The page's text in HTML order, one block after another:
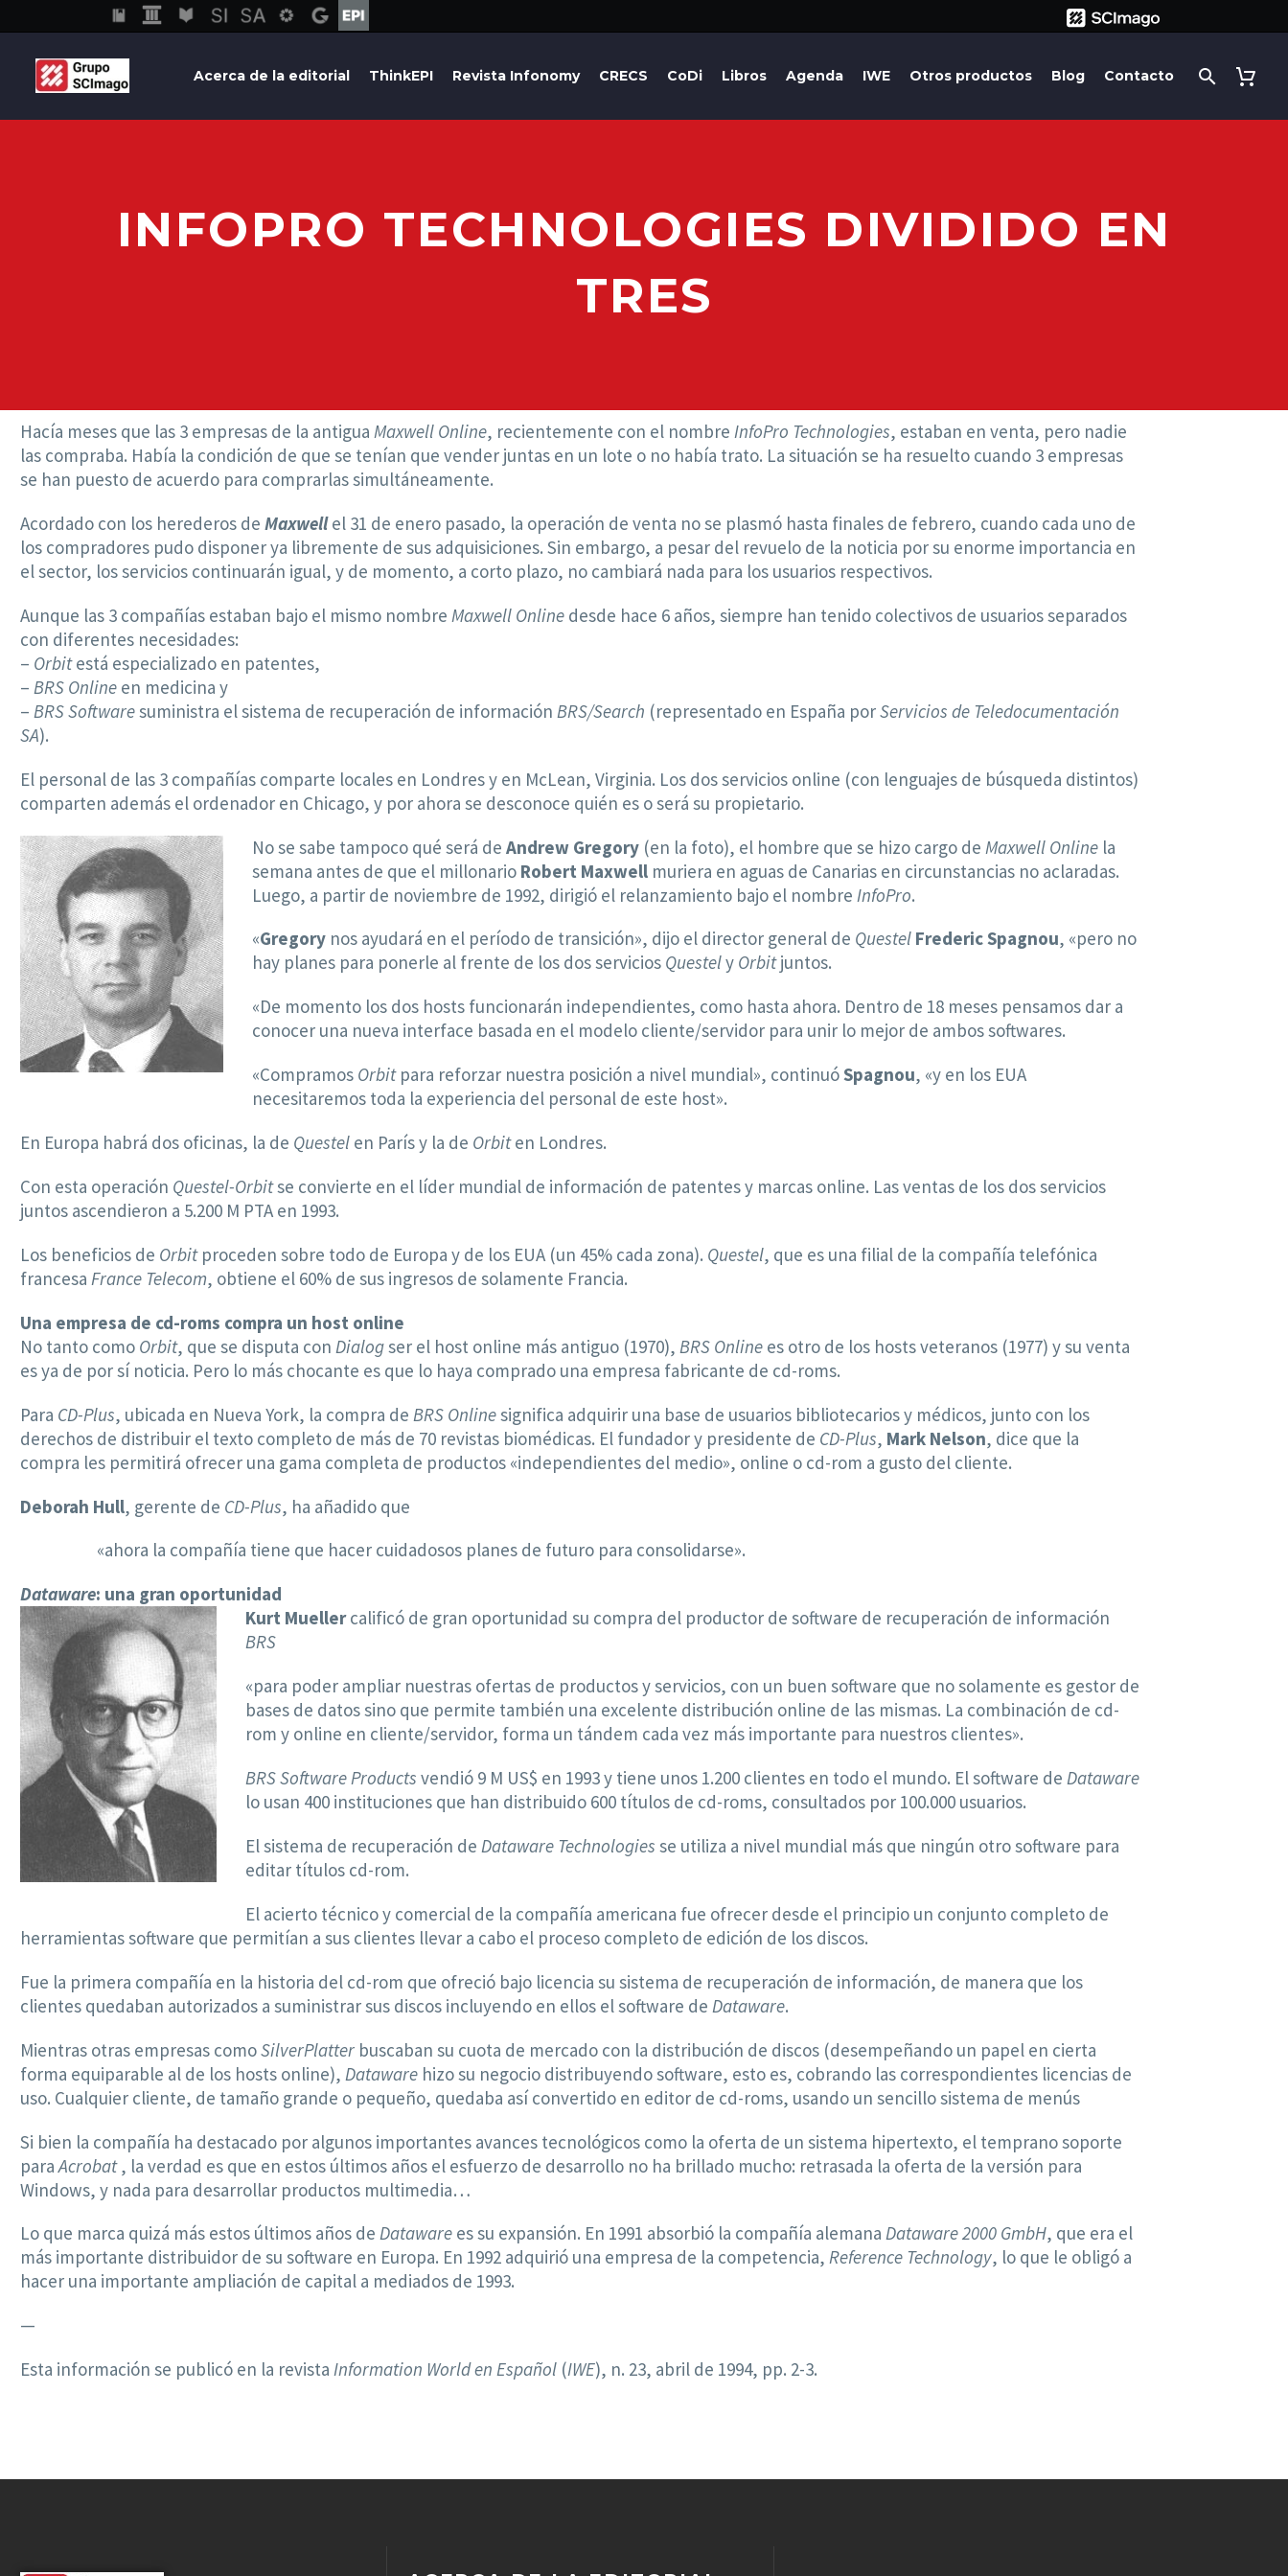
Acerca de la editorial ThinkEPI Revista Infonomy CRECS CoDi Libros Agenda IWE Otros productos Blog Contacto
INFOPRO TECHNOLOGIES DIVIDIDO EN
TRES
Hacía meses que las 3 empresas de la antigua Maxwell Online, recientemente con el nombre InfoPro Technologies, estaban en venta, pero nadie
las compraba. Había la condición de que se tenían que vender juntas en un lote o no había trato. La situación se ha resuelto cuando 3 empresas
se han puesto de acuerdo para comprarlas simultáneamente.
Acordado con los herederos de Maxwellel 31 de enero pasado, la operación de venta no se plasmó hasta finales de febrero, cuando cada uno de
los compradores pudo disponer ya libremente de sus adquisiciones. Sin embargo, a pesar del revuelo de la noticia por su enorme importancia en
el sector, los servicios continuarán igual, y de momento, a corto plazo, no cambiará nada para los usuarios respectivos.
Aunque las 3 compañías estaban bajo el mismo nombre Maxwell Online desde hace 6 años, siempre han tenido colectivos de usuarios separados
con diferentes necesidades:
– Orbitestá especializado en patentes,
– BRS Online en medicina y
– BRS Softwaresuministra el sistema de recuperación de información BRS/Search (representado en España porServicios de Teledocumentación
SA).
El personal de las 3 compañías comparte locales en Londres y en McLean, Virginia. Los dos servicios online (con lenguajes de búsqueda distintos)
comparten además el ordenador en Chicago, y por ahora se desconoce quién es o será su propietario.
No se sabe tampoco qué será deAndrew Gregory (en la foto), el hombre que se hizo cargo de Maxwell Online la
semana antes de que el millonario Robert Maxwell muriera en aguas de Canarias en circunstancias no aclaradas.
Luego, a partir de noviembre de 1992, dirigió el relanzamiento bajo el nombre InfoPro.
«Gregory nos ayudará en el período de transición», dijo el director general de Questel Frederic Spagnou, «pero no
hay planes para ponerle al frente de los dos servicios Questely Orbitjuntos.
«De momento los dos hosts funcionarán independientes, como hasta ahora. Dentro de 18 meses pensamos dar a
conocer una nueva interface basada en el modelo cliente/servidor para unir lo mejor de ambos softwares.
«Compramos Orbitpara reforzar nuestra posición a nivel mundial», continuóSpagnou, «y en los EUA
necesitaremos toda la experiencia del personal de este host».
En Europa habrá dos oficinas, la de Questel en París y la de Orbiten Londres.
Con esta operación Questel-Orbitse convierte en el líder mundial de información de patentes y marcas online. Las ventas de los dos servicios
juntos ascendieron a 5.200 M PTA en 1993.
Los beneficios de Orbitproceden sobre todo de Europa y de los EUA (un 45% cada zona). Questel, que es una filial de la compañía telefónica
francesa France Telecom, obtiene el 60% de sus ingresos de solamente Francia.
Una empresa de cd-roms compra un host online
No tanto como Orbit, que se disputa con Dialogser el host online más antiguo (1970), BRS Online es otro de los hosts veteranos (1977) y su venta
es ya de por sí noticia. Pero lo más chocante es que lo haya comprado una empresa fabricante de cd-roms.
Para CD-Plus, ubicada en Nueva York, la compra de BRS Onlinesignifica adquirir una base de usuarios bibliotecarios y médicos, junto con los
derechos de distribuir el texto completo de más de 70 revistas biomédicas. El fundador y presidente de CD-Plus, Mark Nelson, dice que la
compra les permitirá ofrecer una gama completa de productos «independientes del medio», online o cd-rom a gusto del cliente.
Deborah Hull, gerente de CD-Plus, ha añadido que
«ahora la compañía tiene que hacer cuidadosos planes de futuro para consolidarse».
Dataware: una gran oportunidad
Kurt Muellercalificó de gran oportunidad su compra del productor de software de recuperación de información
BRS
«para poder ampliar nuestras ofertas de productos y servicios, con un buen software que no solamente es gestor de
bases de datos sino que permite también una excelente distribución online de las mismas. La combinación de cd-
rom y online en cliente/servidor, forma un tándem cada vez más importante para nuestros clientes».
BRS Software Products vendió 9 M US$ en 1993 y tiene unos 1.200 clientes en todo el mundo. El software deDataware
lo usan 400 instituciones que han distribuido 600 títulos de cd-roms, consultados por 100.000 usuarios.
El sistema de recuperación deDataware Technologies se utiliza a nivel mundial más que ningún otro software para
editar títulos cd-rom.
El acierto técnico y comercial de la compañía americana fue ofrecer desde el principio un conjunto completo de
herramientas software que permitían a sus clientes llevar a cabo el proceso completo de edición de los discos.
Fue la primera compañía en la historia del cd-rom que ofreció bajo licencia su sistema de recuperación de información, de manera que los
clientes quedaban autorizados a suministrar sus discos incluyendo en ellos el software de Dataware.
Mientras otras empresas comoSilverPlatter buscaban su cuota de mercado con la distribución de discos (desempeñando un papel en cierta
forma equiparable al de los hosts online), Dataware hizo su negocio distribuyendo software, esto es, cobrando las correspondientes licencias de
uso. Cualquier cliente, de tamaño grande o pequeño, quedaba así convertido en editor de cd-roms, usando un sencillo sistema de menús
Si bien la compañía ha destacado por algunos importantes avances tecnológicos como la oferta de un sistema hipertexto, el temprano soporte
paraAcrobat, la verdad es que en estos últimos años el esfuerzo de desarrollo no ha brillado mucho: retrasada la oferta de la versión para
Windows, y nada para desarrollar productos multimedia…
Lo que marca quizá más estos últimos años de Dataware es su expansión. En 1991 absorbió la compañía alemana Dataware 2000 GmbH, que era el
más importante distribuidor de su software en Europa. En 1992 adquirió una empresa de la competencia, Reference Technology, lo que le obligó a
hacer una importante ampliación de capital a mediados de 1993.
—
Esta información se publicó en la revista Information World en Español (IWE), n. 23, abril de 1994, pp. 2-3.